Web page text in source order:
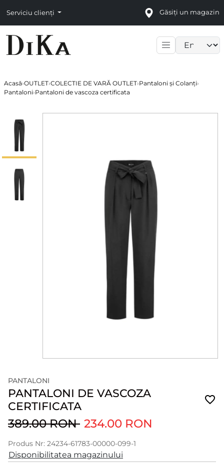
Serviciu clienți Găsiți un magazin
Acasă›OUTLET›COLECTIE DE VARĂ OUTLET›Pantaloni și Colanți›
Pantaloni›Pantaloni de vascoza certificata
PANTALONI
PANTALONI DE VASCOZA
CERTIFICATA
389.00 RON 234.00 RON
Produs Nr: 24234-61783-00000-099-1
Disponibilitatea magazinului